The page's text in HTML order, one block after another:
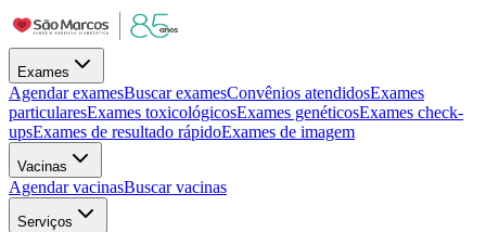
Exames
Agendar examesBuscar examesConvênios atendidosExames
particularesExames toxicológicosExames genéticosExames check-
upsExames de resultado rápidoExames de imagem
Vacinas
Agendar vacinasBuscar vacinas
Serviços